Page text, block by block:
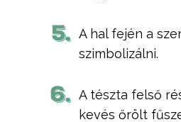
5. A hal fején a
szimbolizálni.
6. A tészta felső
kevés őrölt